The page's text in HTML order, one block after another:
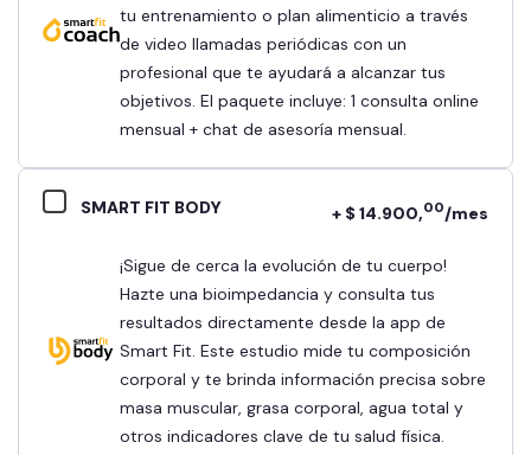
tu entrenamiento o plan alimenticio a través
de video llamadas periódicas con un
profesional que te ayudará a alcanzar tus
objetivos. El paquete incluye: 1 consulta online
mensual + chat de asesoría mensual.
SMART FIT BODY + $ 14.900,00/mes
¡Sigue de cerca la evolución de tu cuerpo!
Hazte una bioimpedancia y consulta tus
resultados directamente desde la app de
Smart Fit. Este estudio mide tu composición
corporal y te brinda información precisa sobre
masa muscular, grasa corporal, agua total y
otros indicadores clave de tu salud física.